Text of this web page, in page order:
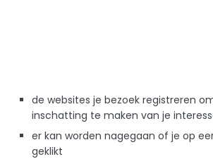
de websites je bezoek registreren
inschatting te maken van je
er kan worden nagegaan of je op
geklikt